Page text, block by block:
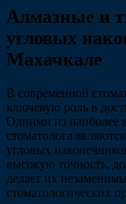
Алмазные и
угловых
Махачкале
В современной
ключевую роль в
Одними из наиболее
стоматолога
угловых
высокую точность,
делает их
стоматологических